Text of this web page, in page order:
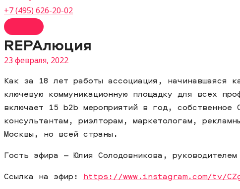
+7 (495) 626-20-02
REPAлюция
23 февраля, 2022
Как за 18 лет работы ассоциация, начинавшаяся
ключевую коммуникационную площадку для всех
включает 15 b2b мероприятий в год, собственное
консультантам, риэлторам, маркетологам,
Москвы, но всей страны.
Гость эфира — Юлия Солодовникова,
Ссылка на эфир: https://www.instagram.com/tv/